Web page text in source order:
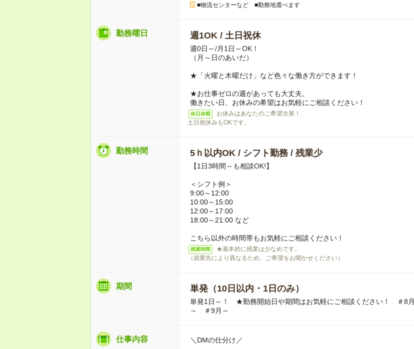
■物流センターなど ■勤務地選べます
勤務曜日 週1OK / 土日祝休
週0日～/月1日～OK！
（月～日のあいだ）
★「火曜と木曜だけ」など色々な働き方ができます！
★お仕事ゼロの週があっても大丈夫。
働きたい日、お休みの希望はお気軽にご相談ください！
休日休暇
お休みはあなたのご希望次第！
土日祝休みもOKです。
勤務時間 5ｈ以内OK / シフト勤務 / 残業少
【1日3時間～も相談OK!】
＜シフト例＞
9:00～12:00
10:00～15:00
12:00～17:00
18:00～21:00 など
こちら以外の時間帯もお気軽にご相談ください！
残業時間
★基本的に残業は少なめです。
（就業先により異なるため、ご希望をお聞かせください）
期間 単発（10日以内・1日のみ）
単発1日～！ ★勤務開始日や期間はお気軽にご相談ください！ ＃8月
～ ＃9月～
仕事内容 ＼DMの仕分け／